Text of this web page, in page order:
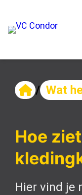
/ Wat
Hoe
Hier vind je